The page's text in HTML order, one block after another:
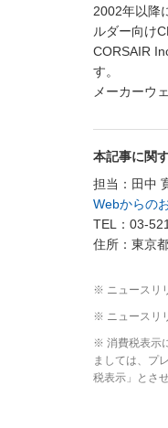
2002年以降
ルダー向け
CORSAIR
す。
メーカーウ
本記事に関
担当：田中
Webからの
TEL：03-
住所：東京
※ ニュースリ
※ ニュースリ
※ 消費税表示
ましては、プ
税表示」とさ